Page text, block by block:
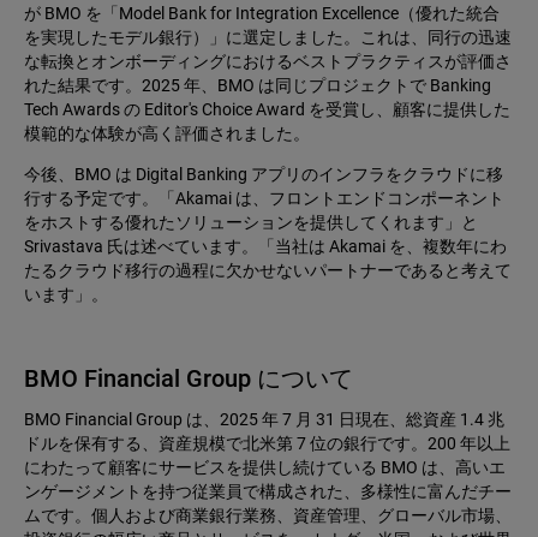
が BMO を「Model Bank for Integration Excellence（優れた統合
を実現したモデル銀行）」に選定しました。これは、同行の迅速
な転換とオンボーディングにおけるベストプラクティスが評価さ
れた結果です。2025 年、BMO は同じプロジェクトで Banking
Tech Awards の Editor's Choice Award を受賞し、顧客に提供した
模範的な体験が高く評価されました。
今後、BMO は Digital Banking アプリのインフラをクラウドに移
行する予定です。「Akamai は、フロントエンドコンポーネント
をホストする優れたソリューションを提供してくれます」と
Srivastava 氏は述べています。「当社は Akamai を、複数年にわ
たるクラウド移行の過程に欠かせないパートナーであると考えて
います」。
BMO Financial Group について
BMO Financial Group は、2025 年 7 月 31 日現在、総資産 1.4 兆
ドルを保有する、資産規模で北米第 7 位の銀行です。200 年以上
にわたって顧客にサービスを提供し続けている BMO は、高いエ
ンゲージメントを持つ従業員で構成された、多様性に富んだチー
ムです。個人および商業銀行業務、資産管理、グローバル市場、